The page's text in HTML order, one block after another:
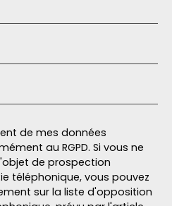
de mes données
au RGPD. Si vous ne
de prospection
téléphonique, vous pouvez
sur la liste d'opposition